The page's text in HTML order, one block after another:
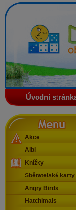
Domino -
Úvodní
Menu
Akce
Albi
Knížky
Sběratelské karty
Angry Birds
Hatchimals